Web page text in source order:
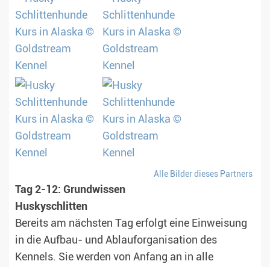
Alle Bilder dieses Partners
Tag 2-12: Grundwissen
Huskyschlitten
Bereits am nächsten Tag erfolgt eine Einweisung
in die Aufbau- und Ablauforganisation des
Kennels. Sie werden von Anfang an in alle